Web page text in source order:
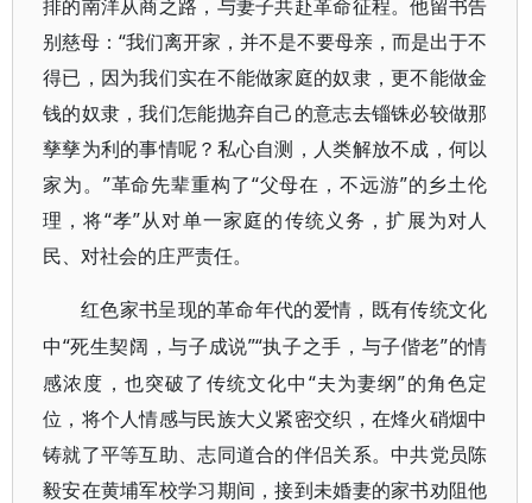
排的南洋从商之路，与妻子共赴革命征程。他留书告
别慈母：“我们离开家，并不是不要母亲，而是出于不
得已，因为我们实在不能做家庭的奴隶，更不能做金
钱的奴隶，我们怎能抛弃自己的意志去锱铢必较做那
孳孳为利的事情呢？私心自测，人类解放不成，何以
家为。”革命先辈重构了“父母在，不远游”的乡土伦
理，将“孝”从对单一家庭的传统义务，扩展为对人
民、对社会的庄严责任。
红色家书呈现的革命年代的爱情，既有传统文化
中“死生契阔，与子成说”“执子之手，与子偕老”的情
感浓度，也突破了传统文化中“夫为妻纲”的角色定
位，将个人情感与民族大义紧密交织，在烽火硝烟中
铸就了平等互助、志同道合的伴侣关系。中共党员陈
毅安在黄埔军校学习期间，接到未婚妻的家书劝阻他